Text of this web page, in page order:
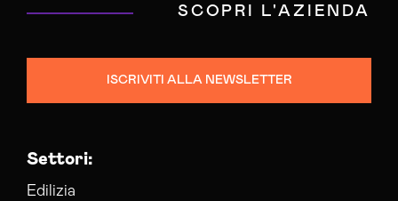
SCOPRI L'AZIENDA
ISCRIVITI ALLA NEWSLETTER
Settori:
Edilizia